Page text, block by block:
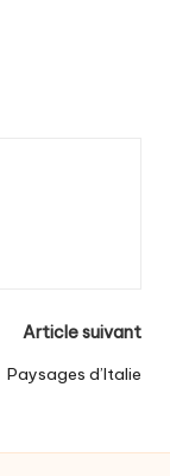
Article suivant
Paysages d’Italie